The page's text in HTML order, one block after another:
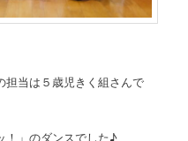
担当は５歳児きく組さんで
！」のダンスでした♪